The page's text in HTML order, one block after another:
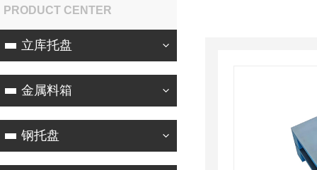
PRODUCT CENTER
立库托盘
金属料箱
钢托盘